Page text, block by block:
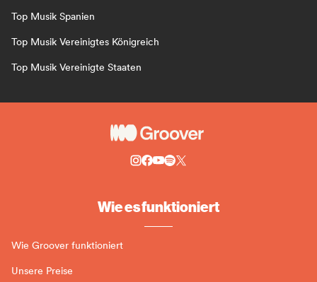
Top Musik Spanien
Top Musik Vereinigtes Königreich
Top Musik Vereinigte Staaten
Wie es funktioniert
Wie Groover funktioniert
Unsere Preise